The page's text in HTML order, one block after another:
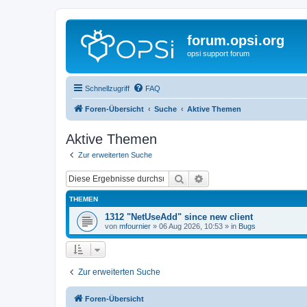
forum.opsi.org
opsi support forum
Schnellzugriff FAQ
Foren-Übersicht Suche Aktive Themen
Aktive Themen
Zur erweiterten Suche
Suche
THEMEN
1312 "NetUseAdd" since new client
von mfournier » 06 Aug 2026, 10:53 » in Bugs
Zur erweiterten Suche
Foren-Übersicht